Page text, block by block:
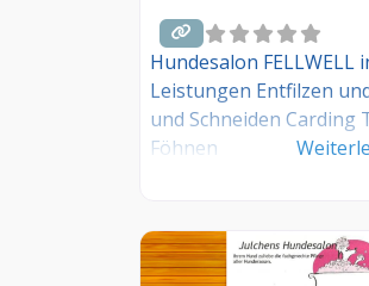
Hundesalon FELLWELL
Leistungen Entfilzen
und Schneiden Carding
Föhnen